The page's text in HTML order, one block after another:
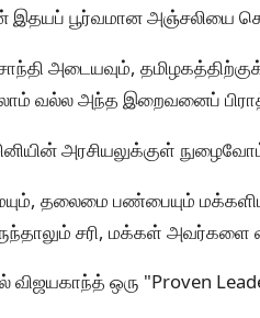
பூர்வமான அஞ்சலியை
அடையவும்,
வல்ல அந்த இறைவனைப்
அரசியலுக்குள்
தலைமை பண்பையும்
சரி, மக்கள் அவர்களை
விஜயகாந்த் ஒரு "Proven